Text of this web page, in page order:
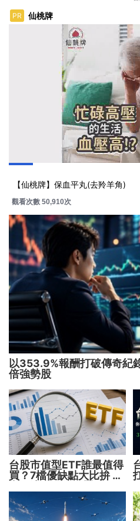
PR 仙桃牌
【仙桃牌】保血平丸(去羚羊角)
觀看次數 50,920次
以353.9%報酬打破傳奇紀
倍強勢股
台股市值型ETF誰最值得
買？7檔優缺點大比拚 找